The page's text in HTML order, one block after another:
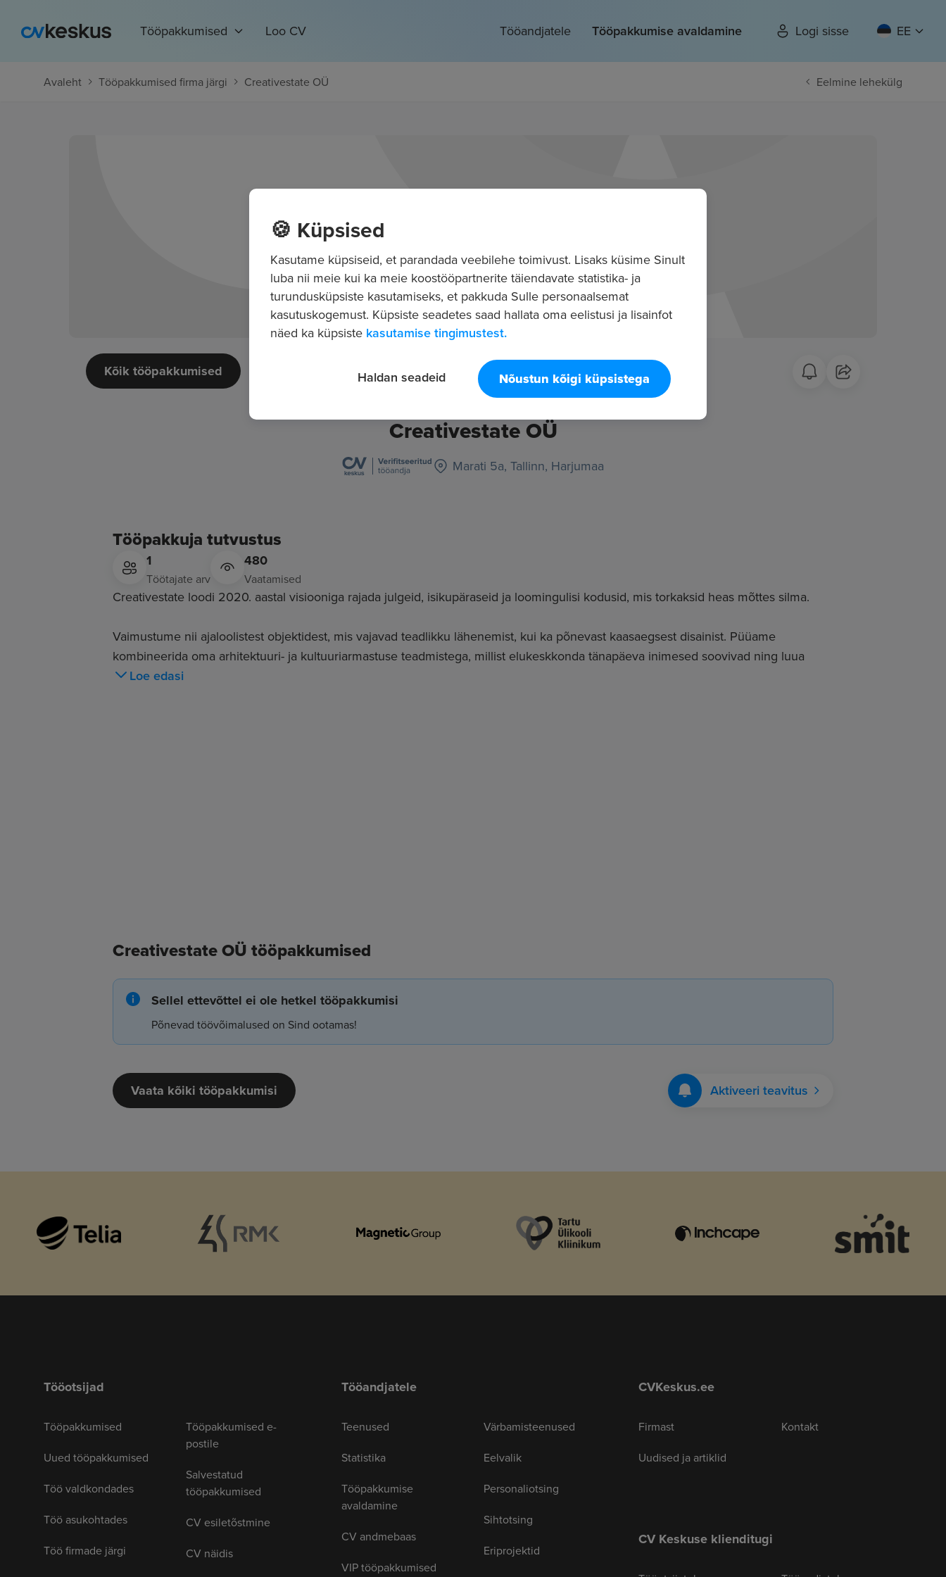
Tööpakkumised Loo CV Tööandjatele Tööpakkumise avaldamine Logi sisse EE
Avaleht Tööpakkumised firma järgi Creativestate OÜ Eelmine lehekülg
Kõik tööpakkumised
Creativestate OÜ
Marati 5a, Tallinn, Harjumaa
Tööpakkuja tutvustus
1
Töötajate arv
480
Vaatamised
Creativestate loodi 2020. aastal visiooniga rajada julgeid, isikupäraseid ja loomingulisi kodusid, mis torkaksid heas mõttes silma.
Vaimustume nii ajaloolistest objektidest, mis vajavad teadlikku lähenemist, kui ka põnevast kaasaegsest disainist. Püüame
kombineerida oma arhitektuuri- ja kultuuriarmastuse teadmistega, millist elukeskkonda tänapäeva inimesed soovivad ning luua
kodusid, mis ühtlasi aitaks kaasa ka unustatud linnapiirkondade taaselustamisele.
Loe edasi
Creativestate OÜ tööpakkumised
Sellel ettevõttel ei ole hetkel tööpakkumisi
Põnevad töövõimalused on Sind ootamas!
Vaata kõiki tööpakkumisi Aktiveeri teavitus
Tööotsijad
Tööpakkumised
Uued tööpakkumised
Töö valdkondades
Töö asukohtades
Töö firmade järgi
Tööpakkumised e-
postile
Salvestatud
tööpakkumised
CV esiletõstmine
CV näidis
Tööandjatele
Teenused
Statistika
Tööpakkumise
avaldamine
CV andmebaas
VIP tööpakkumised
Värbamisteenused
Eelvalik
Personaliotsing
Sihtotsing
Eriprojektid
CVKeskus.ee
Firmast
Uudised ja artiklid
Kontakt
CV Keskuse klienditugi
🍪 Küpsised
Kasutame küpsiseid, et parandada veebilehe toimivust. Lisaks küsime Sinult
luba nii meie kui ka meie koostööpartnerite täiendavate statistika- ja
turundusküpsiste kasutamiseks, et pakkuda Sulle personaalsemat
kasutuskogemust. Küpsiste seadetes saad hallata oma eelistusi ja lisainfot
näed ka küpsiste kasutamise tingimustest.
Nõustun kõigi küpsistega
Haldan seadeid